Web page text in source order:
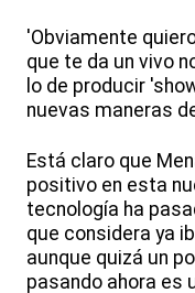
'Obviamente
que te da un vivo
lo de producir
nuevas maneras
Está claro que
positivo en esta
tecnología ha
que considera ya
aunque quizá un
pasando ahora es